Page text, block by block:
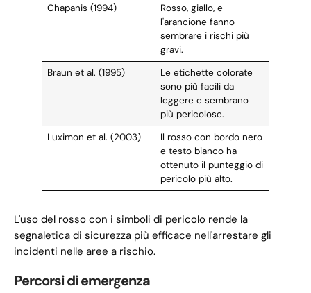
Chapanis (1994)
Rosso, giallo, e
l'arancione fanno
sembrare i rischi più
gravi.
Braun et al. (1995)
Le etichette colorate
sono più facili da
leggere e sembrano
più pericolose.
Luximon et al. (2003)
Il rosso con bordo nero
e testo bianco ha
ottenuto il punteggio di
pericolo più alto.
L'uso del rosso con i simboli di pericolo rende la
segnaletica di sicurezza più efficace nell'arrestare gli
incidenti nelle aree a rischio.
Percorsi di emergenza